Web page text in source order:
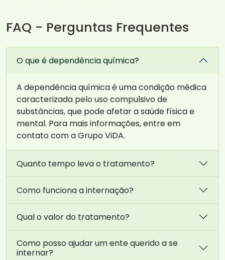
FAQ - Perguntas Frequentes
O que é dependência química?
A dependência química é uma condição médica
caracterizada pelo uso compulsivo de
substâncias, que pode afetar a saúde física e
mental. Para mais informações, entre em
contato com a Grupo ViDA.
Quanto tempo leva o tratamento?
Como funciona a internação?
Qual o valor do tratamento?
Como posso ajudar um ente querido a se
internar?